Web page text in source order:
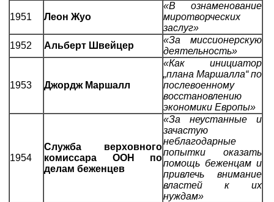
1951 Леон Жуо
«В ознаменование
миротворческих
заслуг»
1952
Альберт Швейцер
«За миссионерскую
деятельность»
1953 Джордж Маршалл
«Как инициатор
„плана Маршалла“ по
послевоенному
восстановлению
экономики Европы»
1954
Служба верховного
комиссара ООН по
делам беженцев
«За неустанные и
зачастую
неблагодарные
попытки оказать
помощь беженцам и
привлечь внимание
властей к их
нуждам»